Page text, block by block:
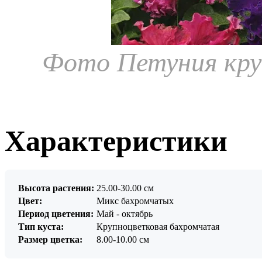
Фото Петуния
Характеристики
Высота растения: 25.00-30.00 см
Цвет:
Микс бахромчатых
Период цветения: Май - октябрь
Тип куста:
Крупноцветковая бахромчатая
Размер цветка:
8.00-10.00 см